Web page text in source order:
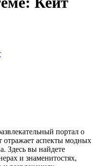
портал о
отражает аспекты модных
Здесь вы найдете
и знаменитостях,